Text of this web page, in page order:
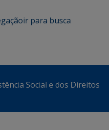
ir para busca
Social e dos Direitos